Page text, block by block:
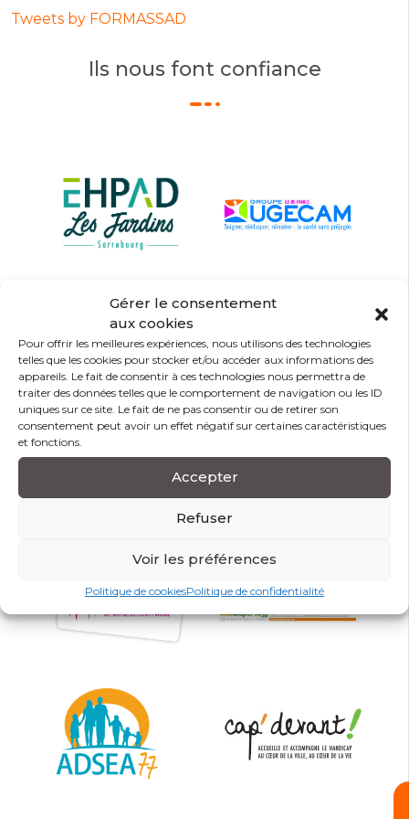
Gérer le consentement
aux cookies
Pour offrir les meilleures expériences, nous utilisons des technologies
telles que les cookies pour stocker et/ou accéder aux informations des
appareils. Le fait de consentir à ces technologies nous permettra de
traiter des données telles que le comportement de navigation ou les ID
uniques sur ce site. Le fait de ne pas consentir ou de retirer son
consentement peut avoir un effet négatif sur certaines caractéristiques
et fonctions.
Accepter
Refuser
Voir les préférences
Politique de cookiesPolitique de confidentialité
Tweets by FORMASSAD
Ils nous font confiance